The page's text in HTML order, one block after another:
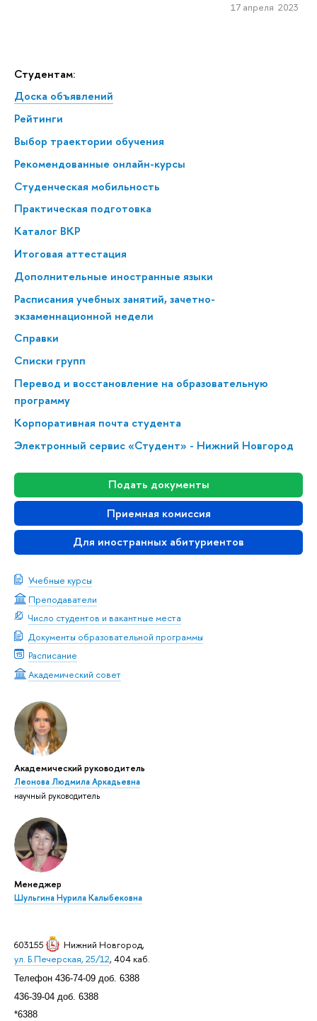
Студентам:
Доска объявлений
Рейтинги
Выбор траектории обучения
Рекомендованные онлайн-курсы
Студенческая мобильность
Практическая подготовка
Каталог ВКР
Итоговая аттестация
Дополнительные иностранные языки
Расписания учебных занятий, зачетно-
экзаменнационной недели
Справки
Списки групп
Перевод и восстановление на образовательную
программу
Корпоративная почта студента
Электронный сервис «Студент» - Нижний Новгород
Подать документы
Приемная комиссия
Для иностранных абитуриентов
Учебные курсы
Преподаватели
Число студентов и вакантные места
Документы образовательной программы
Расписание
Академический совет
Академический руководитель
Леонова Людмила Аркадьевна
научный руководитель
Менеджер
Шульгина Нурила Калыбековна
603155 Нижний Новгород,
ул. Б.Печерская, 25/12, 404 каб.
Телефон 436-74-09 доб. 6388
436-39-04 доб. 6388
*6388
17 апреля 2023